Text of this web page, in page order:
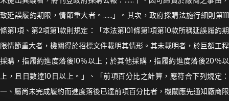
致延誤履約期限，情節重大者。……」。其次，政府採購法施行細則第111
條第1項、第2項第1款則規定：「本法第101條第1項第10款所稱延誤履約期
限情節重大者，機關得於招標文件載明其情形。其未載明者，於巨額工程
採購，指履約進度落後10％以上；於其他採購，指履約進度落後20％以
上，且日數達10日以上。」、「前項百分比之計算，應符合下列規定：
一、屬尚未完成履約而進度落後已達前項百分比者，機關應先通知廠商限